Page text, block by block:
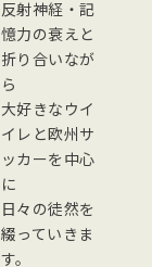
反射神経・記
憶力の衰えと
折り合いなが
ら
大好きなウイ
イレと欧州サ
ッカーを中心
に
日々の徒然を
綴っていきま
す。